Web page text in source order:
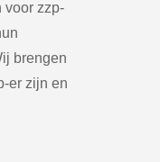
voor zzp-
brengen
er zijn en